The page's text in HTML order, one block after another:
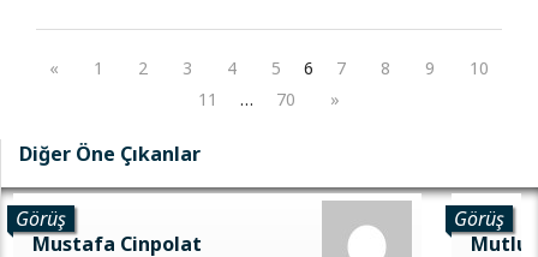
« 1 2 3 4 5 6 7 8 9
10
11
… 70 »
Diğer Öne Çıkanlar
Görüş
Mustafa Cinpolat
Görüş
Mutlu